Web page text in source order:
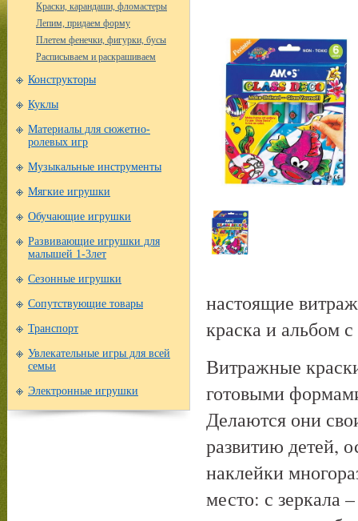
Краски, карандаши, фломастеры
Лепим, придаем форму
Плетем фенечки, фигурки, бусы
Расписываем и раскрашиваем
Конструкторы
Куклы
Материалы для сюжетно-
ролевых игр
Музыкальные инструменты
Мягкие игрушки
Обучающие игрушки
Развивающие игрушки для
малышей 1-3лет
Сезонные игрушки
Сопутствующие товары
Транспорт
Увлекательные игры для всей
семьи
Электронные игрушки
настоящие
краска и альбом
Витражные
готовыми
Делаются они
развитию детей,
наклейки
место: с зеркала